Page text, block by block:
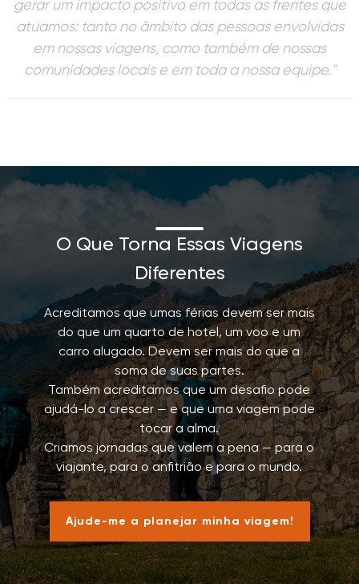
gerar um impacto positivo em todas as frentes que
atuamos: tanto no âmbito das pessoas envolvidas
em nossas viagens, como também de nossas
comunidades locais e em toda a nossa equipe."
O Que Torna Essas Viagens
Diferentes
Acreditamos que umas férias devem ser mais
do que um quarto de hotel, um voo e um
carro alugado. Devem ser mais do que a
soma de suas partes.
Também acreditamos que um desafio pode
ajudá-lo a crescer — e que uma viagem pode
tocar a alma.
Criamos jornadas que valem a pena — para o
viajante, para o anfitrião e para o mundo.
Ajude-me a planejar minha viagem!